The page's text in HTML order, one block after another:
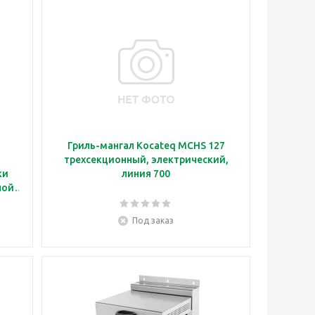
Гриль-мангал Kocateq MCHS 127
трехсекционный, электрический,
линия 700
Под заказ